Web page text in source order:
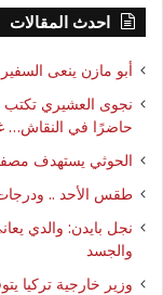
احدث المقالات
أبو مازن ينعى
حاضرًا في النقاش…
الحوثي يستهدف
طقس الأحد ..
نجل بايدن: والدي
والجسد
وزير خارجية تركيا